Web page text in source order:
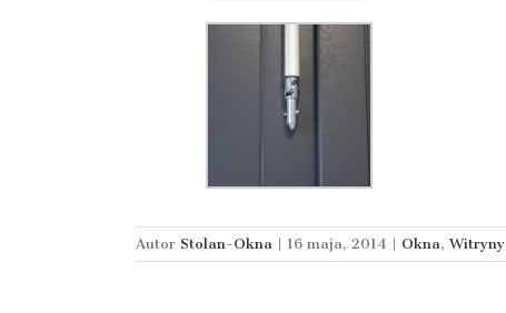
Autor Stolan-Okna | 16 maja, 2014 | Okna,Witryny